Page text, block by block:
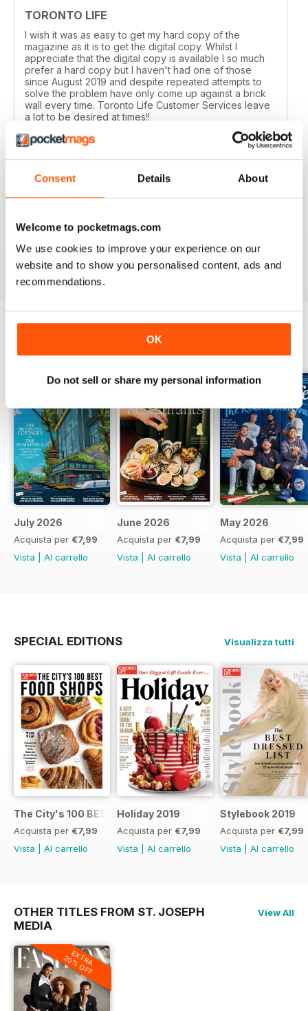
Consent Details About
Welcome to pocketmags.com
We use cookies to improve your experience on our
website and to show you personalised content, ads and
recommendations.
OK
Do not sell or share my personal information
TORONTO LIFE
I wish it was as easy to get my hard copy of the
magazine as it is to get the digital copy. Whilst I
appreciate that the digital copy is available I so much
prefer a hard copy but I haven't had one of those
since August 2019 and despite repeated attempts to
solve the problem have only come up against a brick
wall every time. Toronto Life Customer Services leave
a lot to be desired at times!!
Recensito 11 febbraio 2020
All the information you need about Toronto
Recensito 16 ottobre 2018
July 2026
Acquista per €7,99
Vista
Al carrello
June 2026
Acquista per €7,99
Vista
Al carrello
May 2026
Acquista per €7,99
Vista
Al carrello
SPECIAL EDITIONS Visualizza tutti
The City's 100 BEST FOOD SHOPS
Acquista per €7,99
Vista
Al carrello
Holiday 2019
Acquista per €7,99
Vista
Al carrello
Stylebook 2019
Acquista per €7,99
Vista
Al carrello
OTHER TITLES FROM ST. JOSEPH
MEDIA
View All
EXTRA
20% OFF